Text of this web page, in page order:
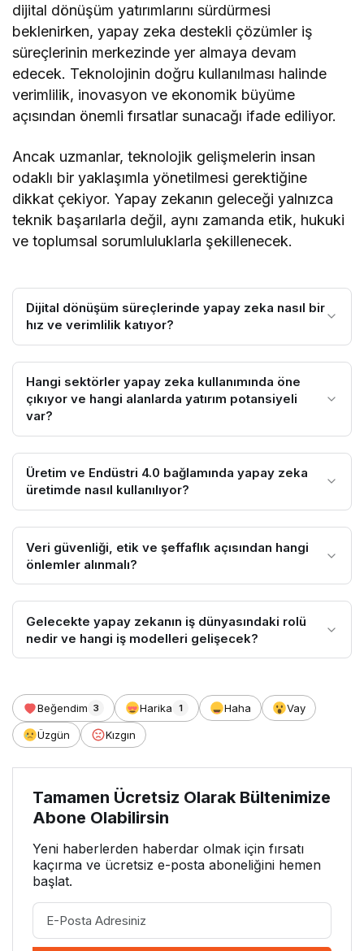
dijital dönüşüm yatırımlarını sürdürmesi
beklenirken, yapay zeka destekli çözümler iş
süreçlerinin merkezinde yer almaya devam
edecek. Teknolojinin doğru kullanılması halinde
verimlilik, inovasyon ve ekonomik büyüme
açısından önemli fırsatlar sunacağı ifade ediliyor.
Ancak uzmanlar, teknolojik gelişmelerin insan
odaklı bir yaklaşımla yönetilmesi gerektiğine
dikkat çekiyor. Yapay zekanın geleceği yalnızca
teknik başarılarla değil, aynı zamanda etik, hukuki
ve toplumsal sorumluluklarla şekillenecek.
Dijital dönüşüm süreçlerinde yapay zeka nasıl bir
hız ve verimlilik katıyor?
Hangi sektörler yapay zeka kullanımında öne
çıkıyor ve hangi alanlarda yatırım potansiyeli
var?
Üretim ve Endüstri 4.0 bağlamında yapay zeka
üretimde nasıl kullanılıyor?
Veri güvenliği, etik ve şeffaflık açısından hangi
önlemler alınmalı?
Gelecekte yapay zekanın iş dünyasındaki rolü
nedir ve hangi iş modelleri gelişecek?
Beğendim 3 Harika 1 Haha Vay
Üzgün Kızgın
Tamamen Ücretsiz Olarak Bültenimize
Abone Olabilirsin
Yeni haberlerden haberdar olmak için fırsatı
kaçırma ve ücretsiz e-posta aboneliğini hemen
başlat.